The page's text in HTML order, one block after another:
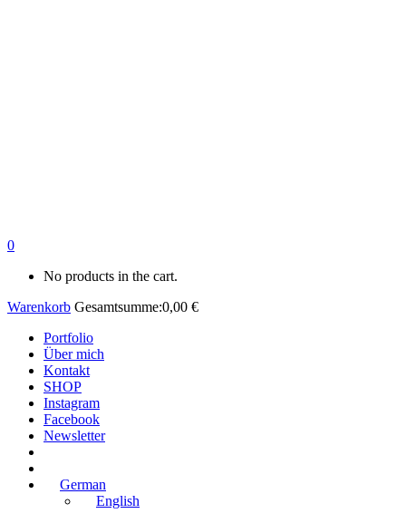
0
No products in the cart.
Warenkorb Gesamtsumme:0,00 €
Portfolio
Über mich
Kontakt
SHOP
Instagram
Facebook
Newsletter
German
English